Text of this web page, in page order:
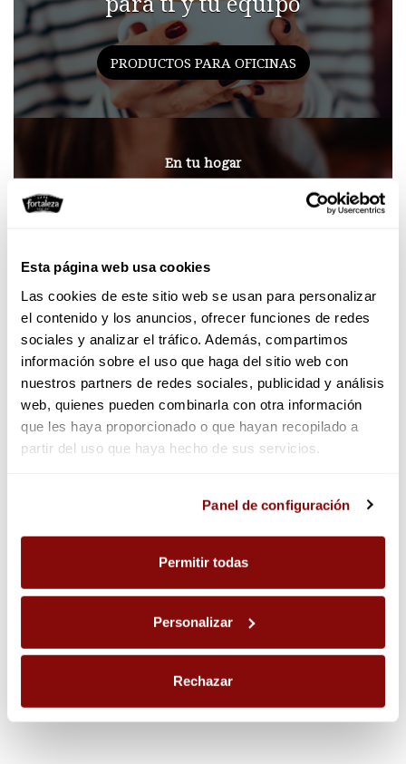
Esta página web usa cookies
Las cookies de este sitio web se usan para personalizar
el contenido y los anuncios, ofrecer funciones de redes
sociales y analizar el tráfico. Además, compartimos
información sobre el uso que haga del sitio web con
nuestros partners de redes sociales, publicidad y análisis
web, quienes pueden combinarla con otra información
que les haya proporcionado o que hayan recopilado a
partir del uso que haya hecho de sus servicios.
consultadas en el panel de configuración, donde podrá
ajustar sus preferencias en cualquier momento.
Panel de configuración
Permitir todas
Personalizar
Rechazar
PRODUCTOS PARA OFICINAS
En tu hogar
PRODUCTOS PARA HOGAR
En tu bar
Llevamos tu negocio al
siguiente nivel
PRODUCTOS PARA HOSTELERÍA
Lo más vendido